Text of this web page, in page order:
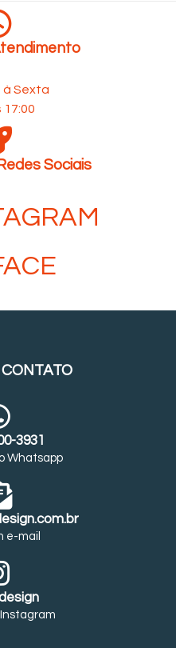
à Sexta
17:00
Sociais
3931
Whatsapp
e-mail